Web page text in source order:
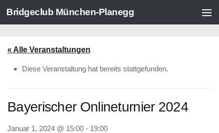
Zum Inhalt springen
Bridgeclub München-Planegg
« Alle Veranstaltungen
Diese Veranstaltung hat bereits stattgefunden.
Bayerischer Onlineturnier 2024
Januar 1, 2024 @ 15:00 - 19:00